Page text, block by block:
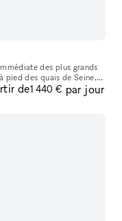
des plus grands
pied des quais de Seine,
dans l’un
de1 440 € par jour